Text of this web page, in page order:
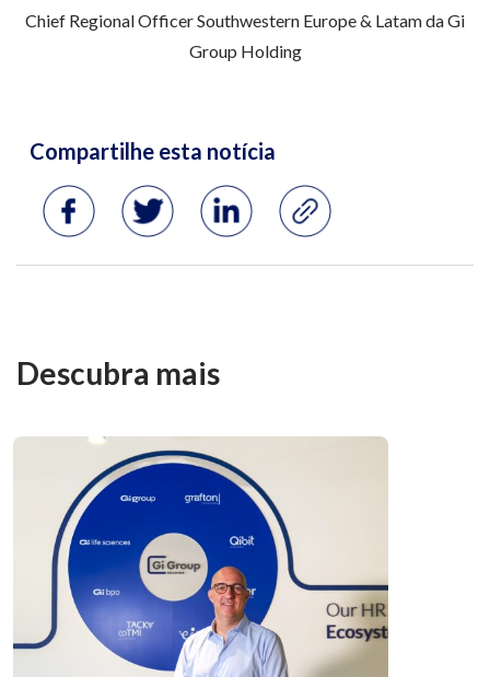
Chief Regional Officer Southwestern Europe & Latam da Gi
Group Holding
Descubra mais